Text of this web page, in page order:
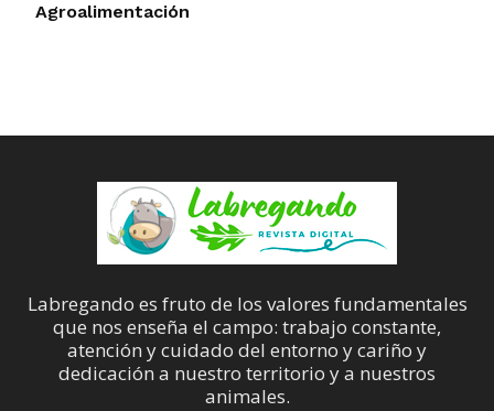
Agroalimentación
Labregando es fruto de los valores fundamentales
que nos enseña el campo: trabajo constante,
atención y cuidado del entorno y cariño y
dedicación a nuestro territorio y a nuestros
animales.